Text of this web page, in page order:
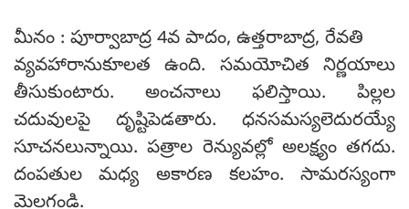
మీనం : పూర్వాబాద్ర 4వ పాదం, ఉత్తరాబాద్ర, రేవతి
వ్యవహారానుకూలత ఉంది. సమయోచిత నిర్ణయాలు
తీసుకుంటారు. అంచనాలు ఫలిస్తాయి. పిల్లల
చదువులపై దృష్టిపెడతారు. ధనసమస్యలెదురయ్యే
సూచనలున్నాయి. పత్రాల రెన్యువల్లో అలక్ష్యం తగదు.
దంపతుల మధ్య అకారణ కలహం. సామరస్యంగా
మెలగండి.